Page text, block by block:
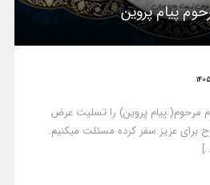
پیام پروین
مرحوم( پیام پروین) را تسلیت عرض
برای عزیز سفر کرده مسئلت میکنیم.